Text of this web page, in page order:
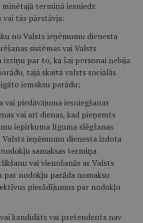
termiņā iesniedz
vai tās pārstāvja:
no Valsts ieņēmumu dienesta
sistēmas vai Valsts
izziņu par to, ka šai personai nebija
tajā skaitā valsts sociālās
iemaksu parādu;
piedāvājuma iesniegšanas
vai arī dienas, kad pieņemts
iepirkuma līguma slēgšanas
ieņēmumu dienesta izdota
samaksas termiņa
vai vienošanās ar Valsts
par nodokļu parāda nomaksu
pierādījumus par nodokļu
kandidāts vai pretendents nav